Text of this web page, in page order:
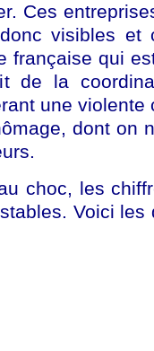
Ces
visibles et
française qui
de la
une violente
dont on
choc, les
Voici les